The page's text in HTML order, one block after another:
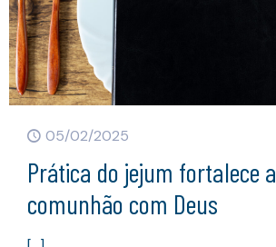
05/02/2025
Prática do jejum fortalece a
comunhão com Deus